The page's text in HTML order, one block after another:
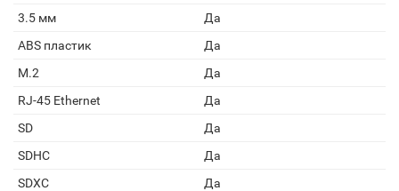
3.5 мм
Да
ABS пластик
Да
M.2
Да
RJ-45 Ethernet
Да
SD
Да
SDHC
Да
SDXC
Да